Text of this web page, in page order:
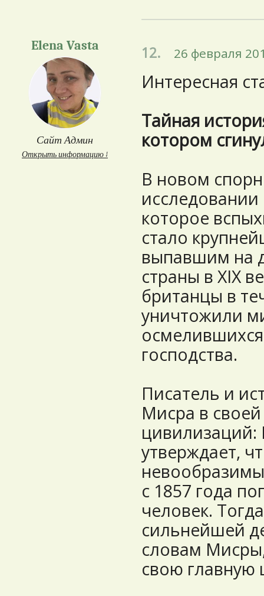
Elena Vasta
Сайт Админ
Открыть информацию ↓
12. 26 февраля
Интересная
Тайная
котором
В новом
исследовании
которое
стало
выпавшим на
страны в XIX
британцы в
уничтожили
господства.
Писатель и
Мисра в
цивилизаций:
утверждает,
с 1857 года
человек.
сильнейшей
словам
свою главную